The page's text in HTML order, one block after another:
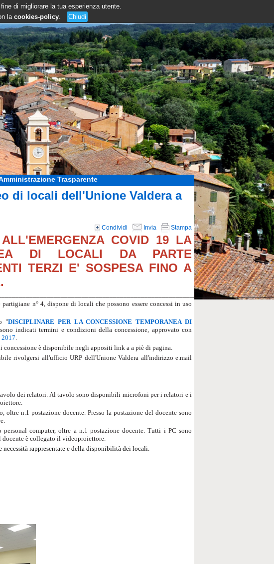
di migliorare la tua esperienza utente.
lacookies-policy. Chiudi
Trasparente
di locali dell'Unione Valdera a
Condividi Invia Stampa
COVID 19 LA
DI LOCALI DA PARTE
TERZI E' SOSPESA FINO A
n° 4, dispone di locali che possono essere concessi in uso
"DISCIPLINARE PER LA CONCESSIONE TEMPORANEA DI
indicati termini e condizioni della concessione, approvato con
.
concessione è disponibile negli appositi link a a piè di pagina.
rivolgersi all'ufficio URP dell'Unione Valdera all'indirizzo e.mail
dei relatori. Al tavolo sono disponibili microfoni per i relatori e i
n.1 postazione docente. Presso la postazione del docente sono
computer, oltre a n.1 postazione docente. Tutti i PC sono
docente è collegato il videoproiettore.
necessità rappresentate e della disponibilità dei locali.